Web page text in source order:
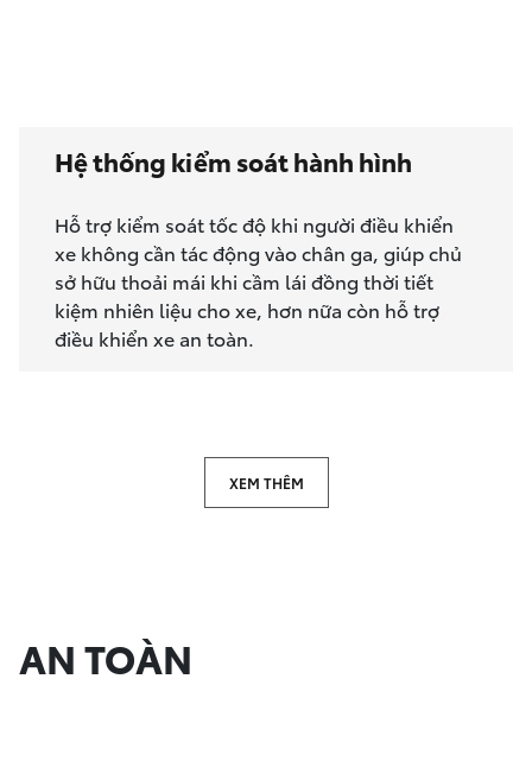
Hệ thống kiểm soát hành hình
Hỗ trợ kiểm soát tốc độ khi người điều khiển
xe không cần tác động vào chân ga, giúp chủ
sở hữu thoải mái khi cầm lái đồng thời tiết
kiệm nhiên liệu cho xe, hơn nữa còn hỗ trợ
điều khiển xe an toàn.
XEM THÊM
AN TOÀN